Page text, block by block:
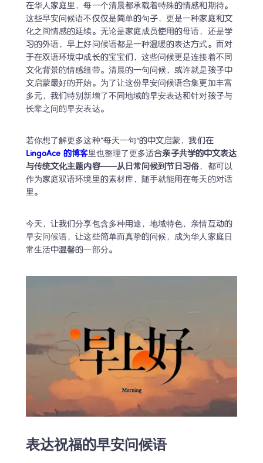
在华人家庭里，每一个清晨都承载着特殊的情感和期待。
这些早安问候语不仅仅是简单的句子，更是一种家庭和文
化之间情感的延续。无论是家庭成员使用的母语，还是学
习的外语，早上好问候语都是一种温暖的表达方式。而对
于在双语环境中成长的宝宝们，这些问候更是连接着不同
文化背景的情感纽带。清晨的一句问候，或许就是孩子中
文启蒙最好的开始。为了让这份早安问候语合集更加丰富
多元，我们特别新增了不同地域的早安表达和针对孩子与
长辈之间的早安表达。
若你想了解更多这种“每天一句”的中文启蒙，我们在
LingoAce 的博客里也整理了更多适合亲子共学的中文表达
与传统文化主题内容——从日常问候到节日习俗，都可以
作为家庭双语环境里的素材库，随手就能用在每天的对话
里。
今天，让我们分享包含多种用途，地域特色，亲情互动的
早安问候语，让这些简单而真挚的问候，成为华人家庭日
常生活中温馨的一部分。
表达祝福的早安问候语